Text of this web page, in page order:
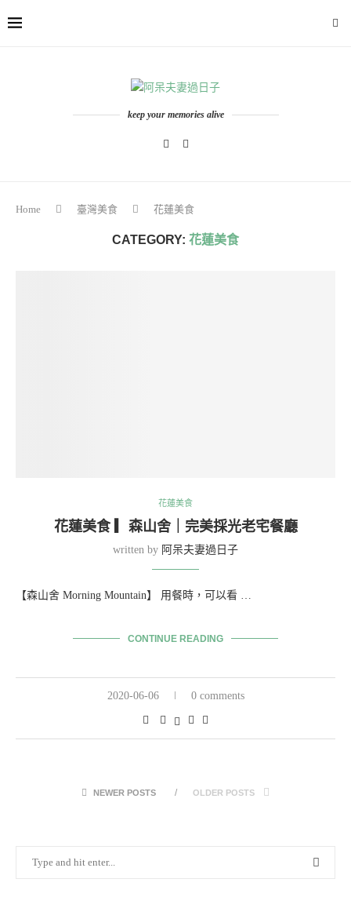
keep your memories alive
Home 臺灣美食 花蓮美食
CATEGORY: 花蓮美食
花蓮美食
花蓮美食 ▎森山舍｜完美採光老宅餐廳
written by 阿呆夫妻過日子
【森山舍 Morning Mountain】 用餐時，可以看 …
CONTINUE READING
2020-06-06 0 comments
NEWER POSTS OLDER POSTS